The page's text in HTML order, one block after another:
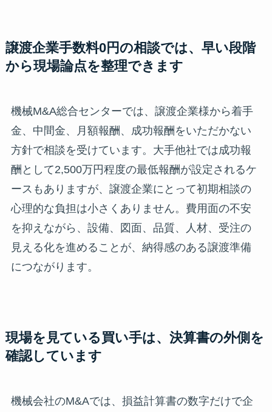
譲渡企業手数料0円の相談では、早い段階
から現場論点を整理できます
機械M&A総合センターでは、譲渡企業様から着手
金、中間金、月額報酬、成功報酬をいただかない
方針で相談を受けています。大手他社では成功報
酬として2,500万円程度の最低報酬が設定されるケ
ースもありますが、譲渡企業にとって初期相談の
心理的な負担は小さくありません。費用面の不安
を抑えながら、設備、図面、品質、人材、受注の
見える化を進めることが、納得感のある譲渡準備
につながります。
現場を見ている買い手は、決算書の外側を
確認しています
機械会社のM&Aでは、損益計算書の数字だけで企